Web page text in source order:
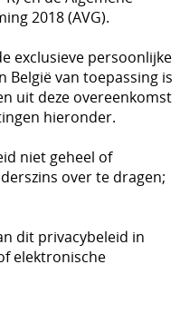
2018 (AVG).
exclusieve persoonlijke
België van toepassing is
uit deze overeenkomst
hieronder.
niet geheel of
over te dragen;
dit privacybeleid in
elektronische